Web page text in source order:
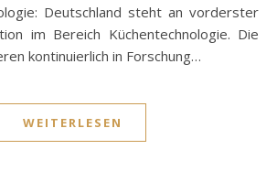
Deutschland steht an vorderster
im Bereich Küchentechnologie. Die
kontinuierlich in Forschung…
WEITERLESEN